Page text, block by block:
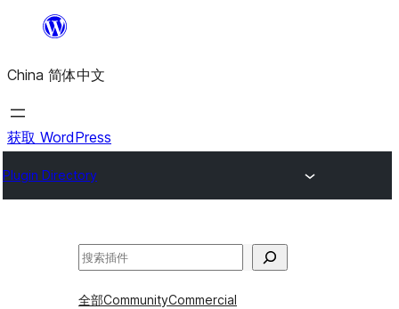
内
容
China 简体中文
获取 WordPress
Plugin Directory
搜
全部CommunityCommercial